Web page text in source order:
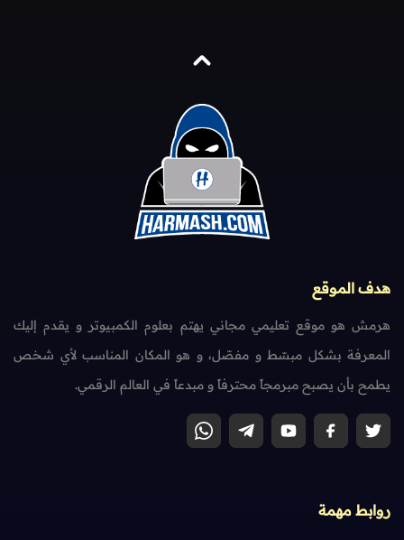
هدف الموقع
هرمش هو موقع تعليمي مجاني يهتم بعلوم الكمبيوتر و يقدم إليك
المعرفة بشكل مبسّط و مفصّل، و هو المكان المناسب لأي شخص
يطمح بأن يصبح مبرمجاً محترفاً و مبدعاً في العالم الرقمي.
روابط مهمة